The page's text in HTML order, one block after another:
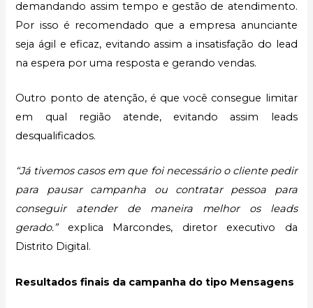
demandando assim tempo e gestão de atendimento.
Por isso é recomendado que a empresa anunciante
seja ágil e eficaz, evitando assim a insatisfação do lead
na espera por uma resposta e gerando vendas.
Outro ponto de atenção, é que você consegue limitar
em qual região atende, evitando assim leads
desqualificados.
“Já tivemos casos em que foi necessário o cliente pedir
para pausar campanha ou contratar pessoa para
conseguir atender de maneira melhor os leads
gerado.”explica Marcondes, diretor executivo da
Distrito Digital.
Resultados finais da campanha do tipo Mensagens